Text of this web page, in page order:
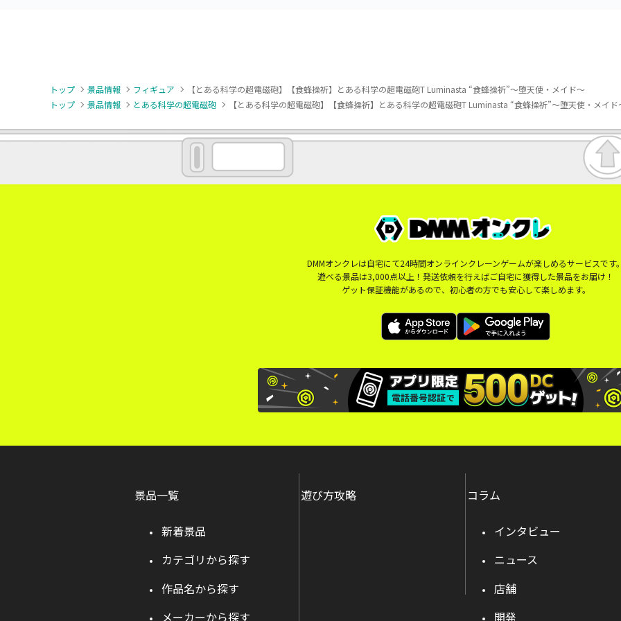
トップ 景品情報 フィギュア
【とある科学の超電磁砲】【食蜂操祈】とある科学の超電磁砲T Luminasta “食蜂操祈”～堕天使・メイド～
トップ
景品情報 とある科学の超電磁砲 【とある科学の超電磁砲】【食蜂操祈】とある科学の超電磁砲T Luminasta “食蜂操祈”～堕天使・メイド
DMMオンクレは自宅にて24時間オンラインクレーンゲームが楽しめるサービスです
遊べる景品は3,000点以上！発送依頼を行えばご自宅に獲得した景品をお届け！
ゲット保証機能があるので、初心者の方でも安心して楽しめます。
景品一覧
新着景品
カテゴリから探す
作品名から探す
メーカーから探す
遊び方攻略 コラム
インタビュー
ニュース
店舗
開発